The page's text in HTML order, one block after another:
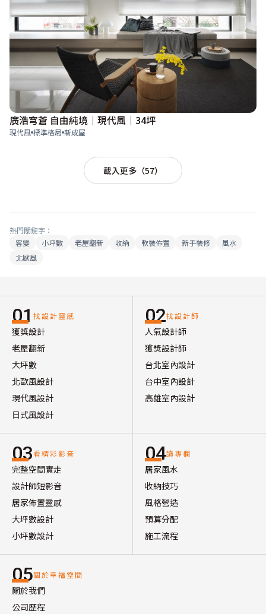
廣浩穹蒼 自由純境｜現代風｜34坪
現代風 標準格局 新成屋
載入更多（57）
熱門關鍵字：
客變
小坪數 老屋翻新 收納 軟裝佈置 新手裝修
風水
北歐風
01 找設計靈感
獲獎設計
老屋翻新
大坪數
北歐風設計
現代風設計
日式風設計
02找設計師
人氣設計師
獲獎設計師
台北室內設計
台中室內設計
高雄室內設計
03看精彩影音
完整空間實走
設計師短影音
居家佈置靈感
大坪數設計
小坪數設計
04讀專欄
居家風水
收納技巧
風格營造
預算分配
施工流程
05關於幸福空間
關於我們
公司歷程